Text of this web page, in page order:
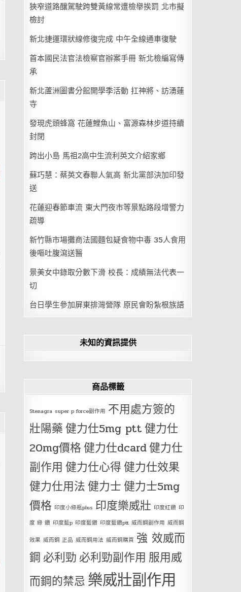
狹窄道路釀駕駛跨雙黃線常遭檢舉挨罰 北市擬
檢討
新北捷運環狀線修復完成 中午全線通車復駛
首本國民法官法檢察官辦案手冊 新北檢編寫傳
承
新北蘆洲圖書分館開學季活動 扛神將、訪湧蓮
寺
發現虎頭蜂窩 花蓮鯉魚山、富源森林步道持續
封閉
跨出小島 馬祖2高中生流利英文介紹家鄉
蘇巧慧：蔡英文春聯人氣高 新北黨部決加印發
送
花蓮迎春節車流 東大門夜市等景點路段增警力
疏導
新竹縣市場攤商法國麵包疑食物中毒 35人食用
後嘔吐腹瀉送醫
景美女中錄取分數下滑 校長：成績無法代表一
切
台日學生參加屏東排灣營隊 原民會盼紮根族語
未知的資訊提供
商品標籤
Stenagra super p force副作用 不用處方簽的
壯陽藥健力仕5mg ptt健力仕
20mg價格健力仕dcard健力仕
副作用 健力仕心得健力仕效果
健力仕用法健力士健力士5mg
價格 印度小綠瓶plus 印度樂威壯 印度紅鑽 印
度 綠 鑽 印度藍p 印度藍鑽 印度藍鑽ptt 威而鋼副作用 威而鋼
效果 威而鋼 正品 威而鋼用法 威而鋼購買 強 效威而
鋼 必利勁 必利勁副作用 服用威
而鋼的禁忌 樂威壯副作用